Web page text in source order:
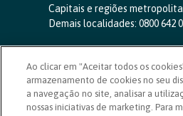
Capitais e regiões
Demais localidades: 0800 642
SAC 24 horas-0800 724 4420
Ouvidoria
0800 725 0996
(de segunda a
ouvidoriasicoob.com.br
Ao clicar em "Aceitar todos os
armazenamento de cookies no seu
a navegação no site, analisar a
nossas iniciativas de marketing. Para